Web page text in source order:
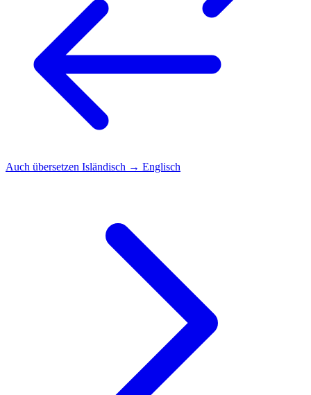
Auch übersetzen Isländisch → Englisch